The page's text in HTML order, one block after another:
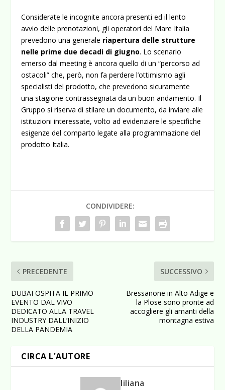
Considerate le incognite ancora presenti ed il lento
avvio delle prenotazioni, gli operatori del Mare Italia
prevedono una generale riapertura delle strutture
nelle prime due decadi di giugno. Lo scenario
emerso dal meeting è ancora quello di un “percorso ad
ostacoli” che, però, non fa perdere l’ottimismo agli
specialisti del prodotto, che prevedono sicuramente
una stagione contrassegnata da un buon andamento. Il
Gruppo si riserva di stilare un documento, da inviare alle
istituzioni interessate, volto ad evidenziare le specifiche
esigenze del comparto legate alla programmazione del
prodotto Italia.
CONDIVIDERE:
PRECEDENTE
DUBAI OSPITA IL PRIMO
EVENTO DAL VIVO
DEDICATO ALLA TRAVEL
INDUSTRY DALL’INIZIO
DELLA PANDEMIA
SUCCESSIVO
Bressanone in Alto Adige e
la Plose sono pronte ad
accogliere gli amanti della
montagna estiva
CIRCA L'AUTORE
liliana